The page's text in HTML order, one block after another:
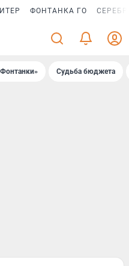
ФОНТАНКА ГО
Судьба бюджета